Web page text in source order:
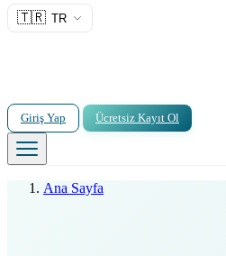
🇹🇷 TR
Giriş Yap Ücretsiz Kayıt Ol
Ana Sayfa